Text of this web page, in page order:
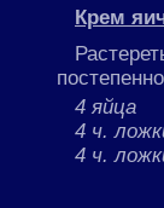
Крем
4 яйца
4 ч.
4 ч.